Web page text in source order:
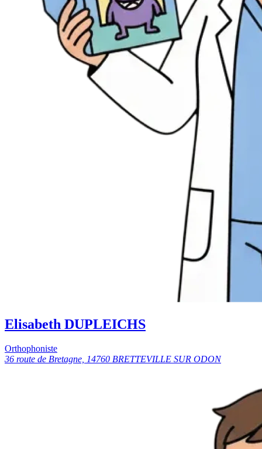
Elisabeth DUPLEICHS
Orthophoniste
36 route de Bretagne, 14760 BRETTEVILLE SUR ODON